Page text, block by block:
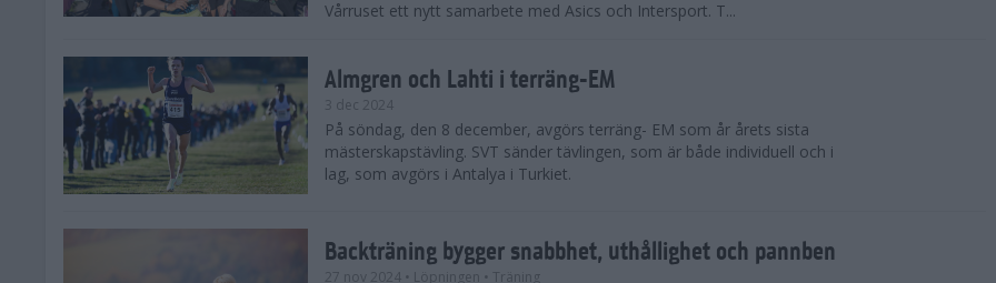
Vårruset ett nytt samarbete med Asics och Intersport. T...
Almgren och Lahti i terräng-EM
3 dec 2024
På söndag, den 8 december, avgörs terräng- EM som år årets sista
mästerskapstävling. SVT sänder tävlingen, som är både individuell och i
lag, som avgörs i Antalya i Turkiet.
Backträning bygger snabbhet, uthållighet och pannben
27 nov 2024 • Löpningen • Träning